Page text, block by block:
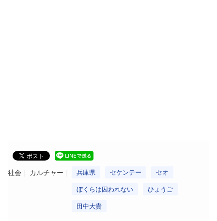
社会 カルチャー 兵庫県 セケンテー セオ
ぼくらは囚われない ひょうご
田中大貴